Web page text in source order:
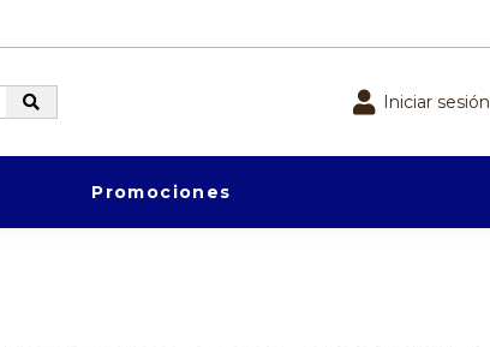
Iniciar sesión
Promociones